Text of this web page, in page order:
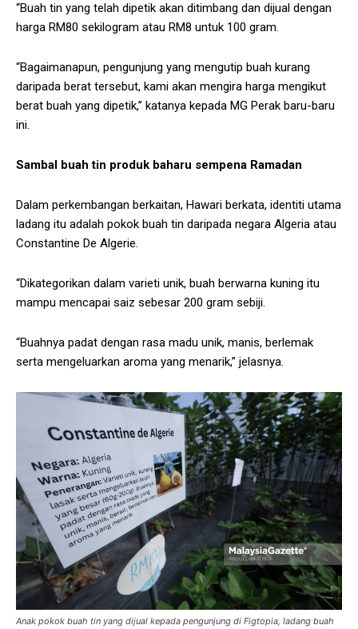
“Buah tin yang telah dipetik akan ditimbang dan dijual dengan
harga RM80 sekilogram atau RM8 untuk 100 gram.
“Bagaimanapun, pengunjung yang mengutip buah kurang
daripada berat tersebut, kami akan mengira harga mengikut
berat buah yang dipetik,” katanya kepada MG Perak baru-baru
ini.
Sambal buah tin produk baharu sempena Ramadan
Dalam perkembangan berkaitan, Hawari berkata, identiti utama
ladang itu adalah pokok buah tin daripada negara Algeria atau
Constantine De Algerie.
“Dikategorikan dalam varieti unik, buah berwarna kuning itu
mampu mencapai saiz sebesar 200 gram sebiji.
“Buahnya padat dengan rasa madu unik, manis, berlemak
serta mengeluarkan aroma yang menarik,” jelasnya.
Anak pokok buah tin yang dijual kepada pengunjung di Figtopia, ladang buah